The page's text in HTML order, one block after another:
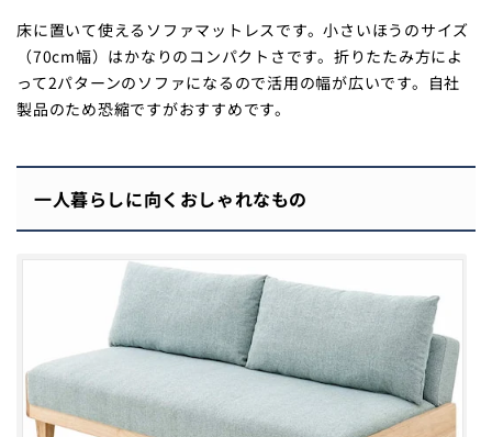
床に置いて使えるソファマットレスです。小さいほうのサイズ
（70cm幅）はかなりのコンパクトさです。折りたたみ方によ
って2パターンのソファになるので活用の幅が広いです。自社
製品のため恐縮ですがおすすめです。
一人暮らしに向くおしゃれなもの